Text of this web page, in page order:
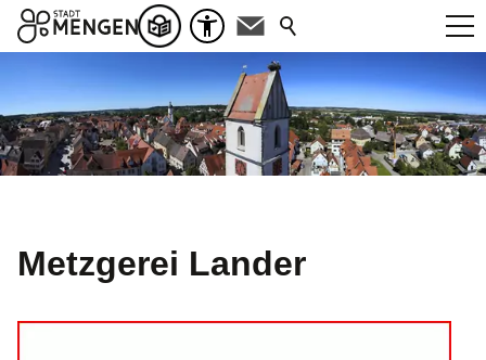
Metzgerei Lander